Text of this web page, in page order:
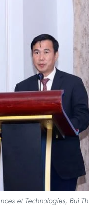
et Technologies, Bui